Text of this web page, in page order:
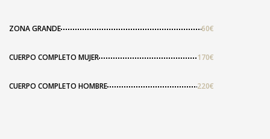
ZONA GRANDE 60€
CUERPO COMPLETO MUJER 170€
CUERPO COMPLETO HOMBRE 220€